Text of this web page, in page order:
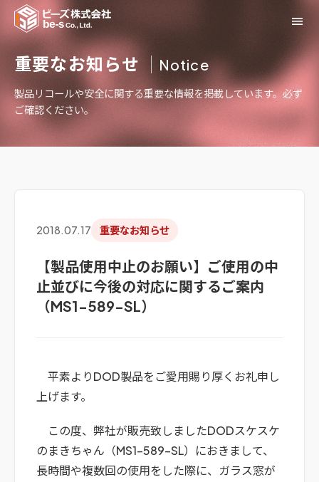
menu
重要なお知らせ Notice
製品リコールや安全に関する重要な情報を掲載しています。必ず
ご確認ください。
2018.07.17 重要なお知らせ
【製品使用中止のお願い】ご使用の中
止並びに今後の対応に関するご案内
（MS1-589-SL）
平素よりDOD製品をご愛用賜り厚くお礼申し
上げます。
この度、弊社が販売致しましたDODスケスケ
のまきちゃん（MS1-589-SL）におきまして、
長時間や複数回の使用をした際に、ガラス窓が